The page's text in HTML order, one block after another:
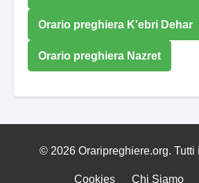
Orario preghiera K'ebri Dehar
Orario preghiera Nazret
© 2026 Oraripreghiere.org. Tutti
Cookies Chi Siamo